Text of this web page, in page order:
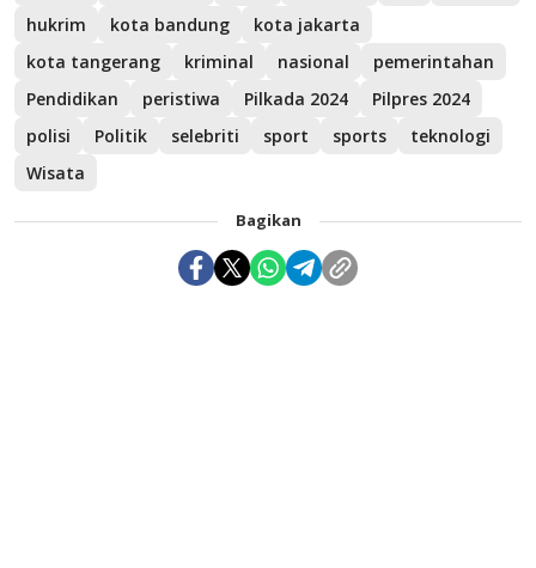
hukrim
kota bandung
kota jakarta
kota tangerang
kriminal nasional
pemerintahan
Pendidikan
peristiwa Pilkada 2024
Pilpres 2024
polisi
Politik selebriti sport sports
teknologi
Wisata
Bagikan